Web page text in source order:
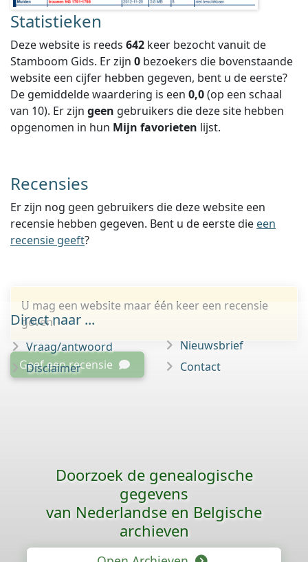
Statistieken
Deze website is reeds 642 keer bezocht vanuit de
Stamboom Gids. Er zijn 0 bezoekers die bovenstaande
website een cijfer hebben gegeven, bent u de eerste?
De gemiddelde waardering is een 0,0(op een schaal
van 10). Er zijn geen gebruikers die deze site hebben
opgenomen in hun Mijn favorieten lijst.
Recensies
Er zijn nog geen gebruikers die deze website een
recensie hebben gegeven. Bent u de eerste die een
recensie geeft?
U mag een website maar één keer een recensie
geven.
Geef een recensie
Direct naar ...
Vraag/antwoord
Disclaimer
Nieuwsbrief
Contact
Doorzoek de genealogische
gegevens
van Nederlandse en Belgische
archieven